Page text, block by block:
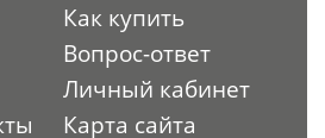
Как купить
Вопрос-ответ
Личный кабинет
Карта сайта